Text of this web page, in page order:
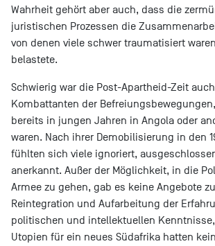
Wahrheit gehört aber auch, dass die
juristischen Prozessen die
von denen viele schwer traumatisiert
belastete.
Schwierig war die Post-Apartheid-Zeit
Kombattanten der
bereits in jungen Jahren in Angola oder
waren. Nach ihrer Demobilisierung in den
fühlten sich viele ignoriert,
anerkannt. Außer der Möglichkeit, in die
Armee zu gehen, gab es keine Angebote
Reintegration und Aufarbeitung der
politischen und intellektuellen
Utopien für ein neues Südafrika hatten